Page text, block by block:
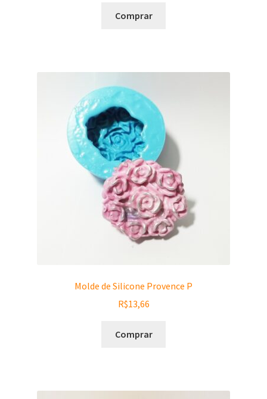
Comprar
Molde de Silicone Provence P
R$13,66
Comprar